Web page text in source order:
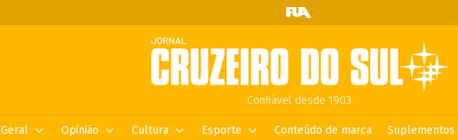
Confiável desde 1903.
Geral Opinião Cultura Esporte Conteúdo de marca Suplementos